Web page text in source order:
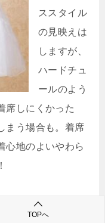
ススタイル
の見映えは
しますが、
ハードチュ
ールのよう
席しにくかった
まう場合も。着席
心地のよいやわら
TOPへ